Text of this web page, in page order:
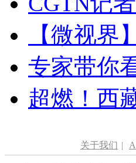
【微视界
专家带你
超燃！西
关于我们 |